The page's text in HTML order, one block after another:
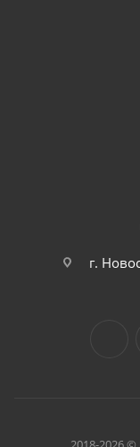
г.